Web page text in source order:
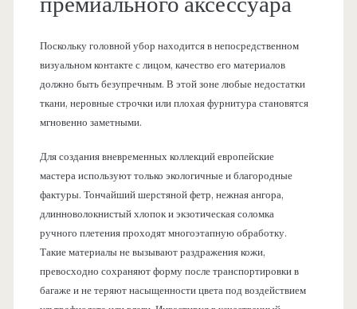
Поскольку головной убор находится в непосредственном
визуальном контакте с лицом, качество его материалов
должно быть безупречным. В этой зоне любые недостатки
ткани, неровные строчки или плохая фурнитура становятся
мгновенно заметными.
Для создания вневременных коллекций европейские
мастера используют только экологичные и благородные
фактуры. Тончайший шерстяной фетр, нежная ангора,
длинноволокнистый хлопок и экзотическая соломка
ручного плетения проходят многоэтапную обработку.
Такие материалы не вызывают раздражения кожи,
превосходно сохраняют форму после транспортировки в
багаже и не теряют насыщенности цвета под воздействием